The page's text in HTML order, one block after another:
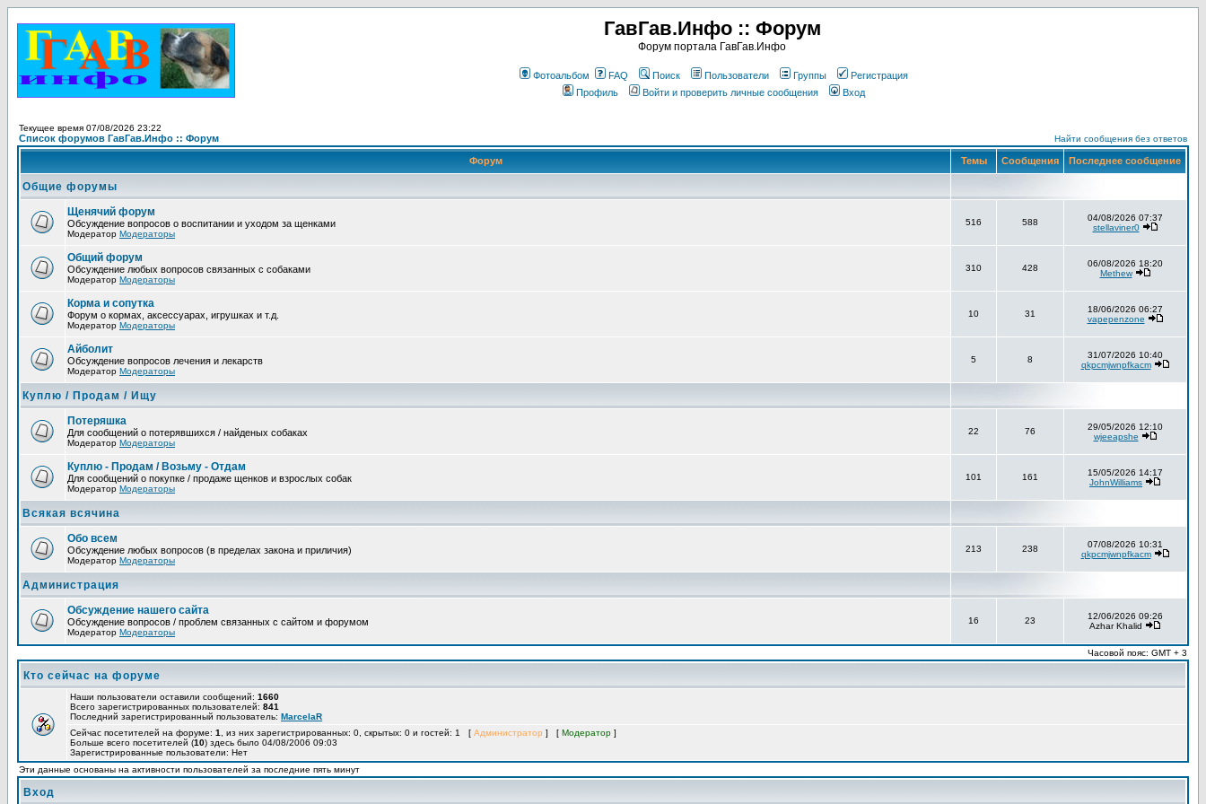
ГавГав.Инфо :: Форум
Форум портала ГавГав.Инфо
Фотоальбом FAQ Поиск Пользователи Группы
Регистрация
Профиль
Войти и проверить личные сообщения Вход
Текущее время 07/08/2026 23:22
Список форумов ГавГав.Инфо :: Форум Найти сообщения без ответов
Форум Темы Сообщения Последнее сообщение
Общие форумы
Щенячий форум
Обсуждение вопросов о воспитании и уходом за щенками
Модератор Модераторы
516 588
04/08/2026 07:37
stellaviner0
Общий форум
Обсуждение любых вопросов связанных с собаками
Модератор Модераторы
310 428
06/08/2026 18:20
Methew
Корма и сопутка
Форум о кормах, аксессуарах, игрушках и т.д.
Модератор Модераторы
10 31
18/06/2026 06:27
vapepenzone
Айболит
Обсуждение вопросов лечения и лекарств
Модератор Модераторы
5 8
31/07/2026 10:40
qkpcmjwnpfkacm
Куплю / Продам / Ищу
Потеряшка
Для сообщений о потерявшихся / найденых собаках
Модератор Модераторы
22 76
29/05/2026 12:10
wjeeapshe
Куплю - Продам / Возьму - Отдам
Для сообщений о покупке / продаже щенков и взрослых собак
Модератор Модераторы
101 161
15/05/2026 14:17
JohnWilliams
Всякая всячина
Обо всем
Обсуждение любых вопросов (в пределах закона и приличия)
Модератор Модераторы
213 238
07/08/2026 10:31
qkpcmjwnpfkacm
Администрация
Обсуждение нашего сайта
Обсуждение вопросов / проблем связанных с сайтом и форумом
Модератор Модераторы
16 23
12/06/2026 09:26
Azhar Khalid
Часовой пояс: GMT + 3
Кто сейчас на форуме
Наши пользователи оставили сообщений: 1660
Всего зарегистрированных пользователей: 841
Последний зарегистрированный пользователь: MarcelaR
Сейчас посетителей на форуме: 1 , из них зарегистрированных: 0, скрытых: 0 и гостей: 1 [ Администратор ] [ Модератор ]
Больше всего посетителей (10) здесь было 04/08/2006 09:03
Зарегистрированные пользователи: Нет
Эти данные основаны на активности пользователей за последние пять минут
Вход